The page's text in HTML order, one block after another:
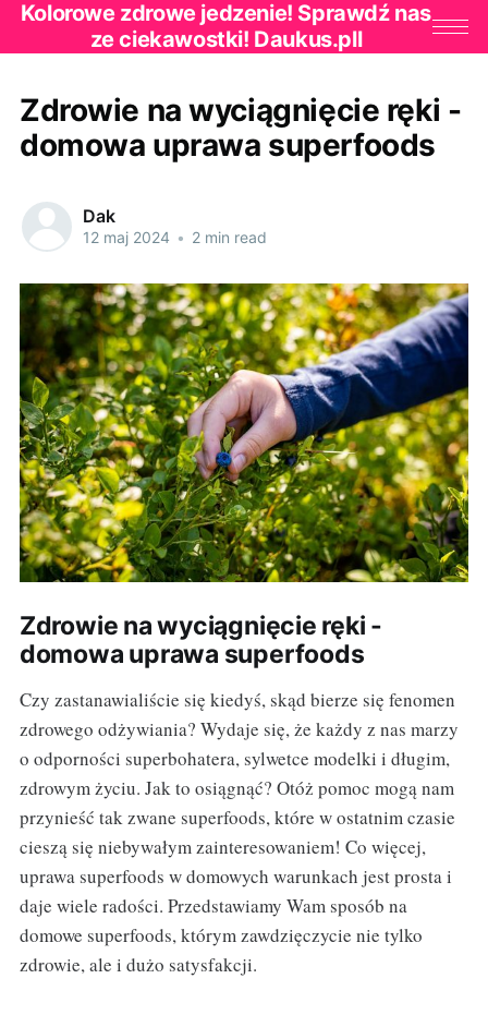
Kolorowe zdrowe jedzenie! Sprawdź nas
ze ciekawostki! Daukus.pll
Zdrowie na wyciągnięcie ręki -
domowa uprawa superfoods
Dak
12 maj 2024 • 2 min read
Zdrowie na wyciągnięcie ręki -
domowa uprawa superfoods
Czy zastanawialiście się kiedyś, skąd bierze się fenomen
zdrowego odżywiania? Wydaje się, że każdy z nas marzy
o odporności superbohatera, sylwetce modelki i długim,
zdrowym życiu. Jak to osiągnąć? Otóż pomoc mogą nam
przynieść tak zwane superfoods, które w ostatnim czasie
cieszą się niebywałym zainteresowaniem! Co więcej,
uprawa superfoods w domowych warunkach jest prosta i
daje wiele radości. Przedstawiamy Wam sposób na
domowe superfoods, którym zawdzięczycie nie tylko
zdrowie, ale i dużo satysfakcji.